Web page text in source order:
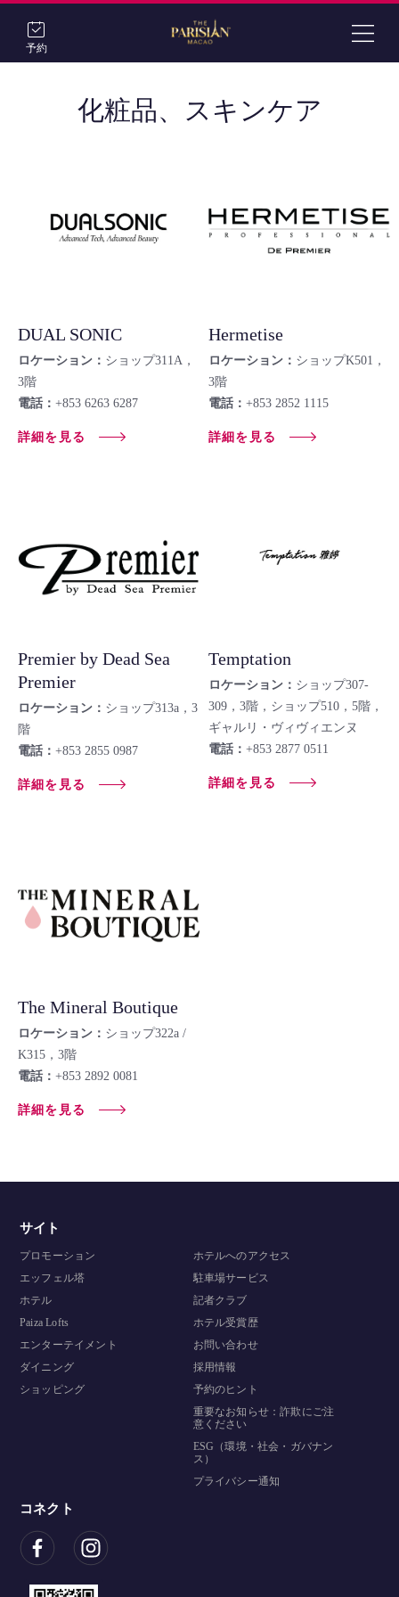
予約
化粧品、スキンケア
DUAL SONIC
ロケーション： ショップ311A，
3階
電話： +853 6263 6287
詳細を見る
Hermetise
ロケーション： ショップK501，
3階
電話： +853 2852 1115
詳細を見る
Premier by Dead Sea
Premier
ロケーション： ショップ313a，3
階
電話： +853 2855 0987
詳細を見る
Temptation
ロケーション： ショップ307-
309，3階，ショップ510，5階，
ギャルリ・ヴィヴィエンヌ
電話： +853 2877 0511
詳細を見る
The Mineral Boutique
ロケーション： ショップ322a /
K315，3階
電話： +853 2892 0081
詳細を見る
サイト
プロモーション
エッフェル塔
ホテル
Paiza Lofts
エンターテイメント
ダイニング
ショッピング
ホテルへのアクセス
駐車場サービス
記者クラブ
ホテル受賞歴
お問い合わせ
採用情報
予約のヒント
重要なお知らせ：詐欺にご注
意ください
ESG（環境・社会・ガバナン
ス）
プライバシー通知
コネクト